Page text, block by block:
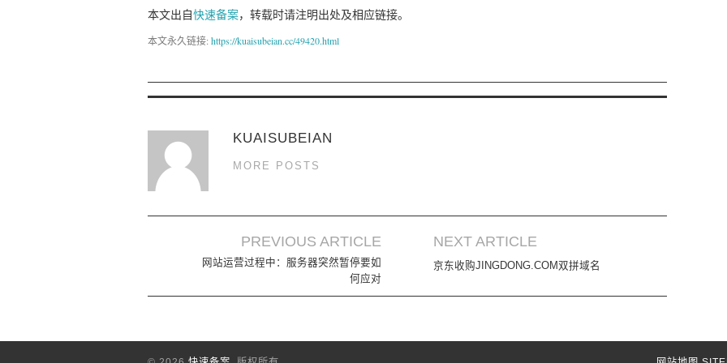
本文出自快速备案，转载时请注明出处及相应链接。
本文永久链接: https://kuaisubeian.cc/49420.html
KUAISUBEIAN
MORE POSTS
Post navigation
PREVIOUS ARTICLE
网站运营过程中：服务器突然暂停要如
何应对
NEXT ARTICLE
京东收购JINGDONG.COM双拼域名